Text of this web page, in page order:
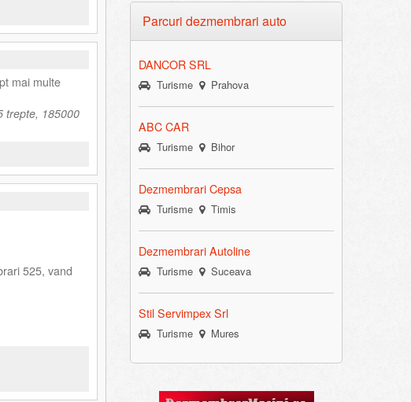
mai multe
trepte, 185000
525, vand
Parcuri dezmembrari auto
DANCOR SRL
Turisme Prahova
ABC CAR
Turisme Bihor
Dezmembrari Cepsa
Turisme Timis
Dezmembrari Autoline
Turisme Suceava
Stil Servimpex Srl
Turisme Mures